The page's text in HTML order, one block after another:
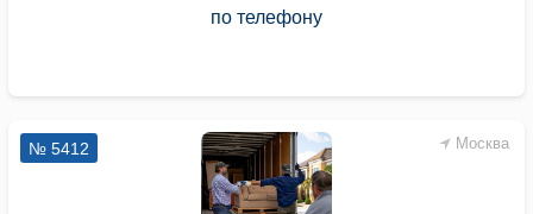
по телефону
Москва
№ 5412